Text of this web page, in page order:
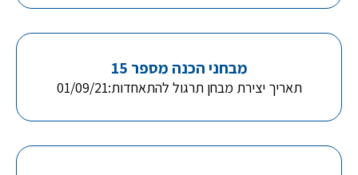
מבחני הכנה מספר 15
תאריך יצירת מבחן תרגול להתאחדות:01/09/21